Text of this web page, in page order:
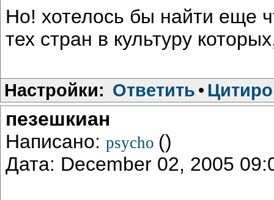
Но! хотелось бы найти еще
тех стран в культуру
Настройки: Ответить •
пезешкиан
Написано: psycho ()
Дата: December 02, 2005